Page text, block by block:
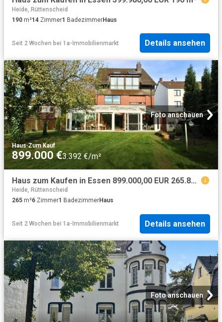
Heide, Rüttenscheid
190 m²14 Zimmer1 BadezimmerHaus
Seit 2 Wochen bei 1a-Immobilienmarkt Details ansehen
Foto anschauen
Haus·Zum Kauf
899.000 €3.392 €/m²
Haus zum Kaufen in Essen 899.000,00 EUR 265.88 m²
Heide, Rüttenscheid
265 m²6 Zimmer1 BadezimmerHaus
Seit 2 Wochen bei 1a-Immobilienmarkt Details ansehen
Foto anschauen